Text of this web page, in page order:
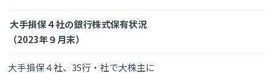
大手損保４社の銀行株式保有状況
（2023年９月末）
大手損保４社、35行・社で大株主に